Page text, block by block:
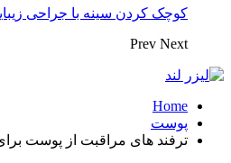
کوچک کردن سینه با جراحی
Prev Next
Home
پوست
ترفند های مراقبت از پوست